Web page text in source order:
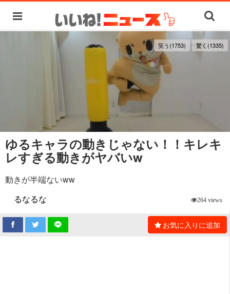
笑う(1753) 驚く(1335)
ゆるキャラの動きじゃない！！キレキ
レすぎる動きがヤバいw
動きが半端ないww
るなるな
264 views
お気に入りに追加